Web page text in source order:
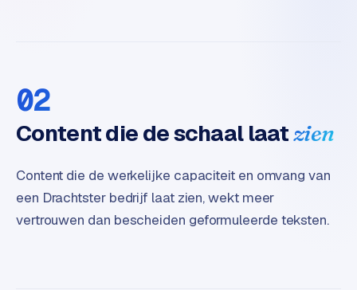
t
r
e
u
r
02
Content die de schaal laatzien
Content die de werkelijke capaciteit en omvang van
een Drachtster bedrijf laat zien, wekt meer
vertrouwen dan bescheiden geformuleerde teksten.